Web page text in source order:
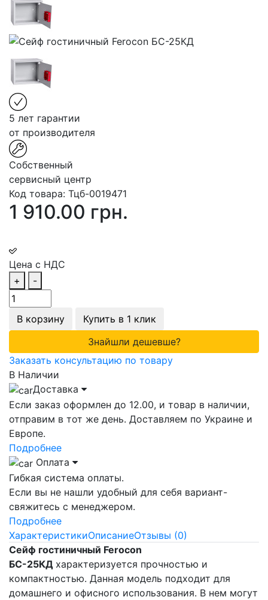
5 лет гарантии
от производителя
Собственный
сервисный центр
Код товара: Тцб-0019471
1 910.00 грн.
Цена с НДС
+
-
В корзину
Купить в 1 клик
Знайшли дешевше?
Заказать консультацию по товару
В Наличии
Доставка
Если заказ оформлен до 12.00, и товар в наличии,
отправим в тот же день. Доставляем по Украине и
Европе.
Подробнее
Оплата
Гибкая система оплаты.
Если вы не нашли удобный для себя вариант-
свяжитесь с менеджером.
Подробнее
ХарактеристикиОписаниеОтзывы (0)
Сейф гостиничный Ferocon
БС-25КД характеризуется прочностью и
компактностью. Данная модель подходит для
домашнего и офисного использования. В нем могут